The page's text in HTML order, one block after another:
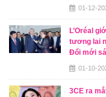
01-12-
L’Oréal
tương lai
Đổi mới
01-10-
3CE ra